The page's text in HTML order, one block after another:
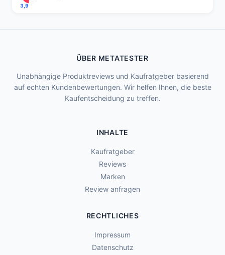
3,9
ÜBER METATESTER
Unabhängige Produktreviews und Kaufratgeber basierend
auf echten Kundenbewertungen. Wir helfen Ihnen, die beste
Kaufentscheidung zu treffen.
INHALTE
Kaufratgeber
Reviews
Marken
Review anfragen
RECHTLICHES
Impressum
Datenschutz